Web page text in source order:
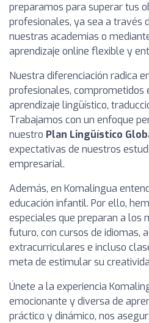
preparamos para superar tus
profesionales, ya sea a través
nuestras academias o
aprendizaje online flexible y
Nuestra diferenciación radica
profesionales, comprometidos
aprendizaje lingüístico,
Trabajamos con un enfoque
nuestro Plan Lingüístico
expectativas de nuestros
empresarial.
Además, en Komalingua
educación infantil. Por ello,
especiales que preparan a los
futuro, con cursos de idiomas,
extracurriculares e incluso
meta de estimular su
Únete a la experiencia
emocionante y diversa de
práctico y dinámico, nos